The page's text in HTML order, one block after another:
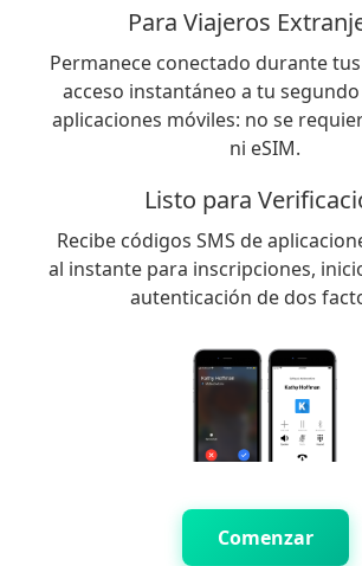
Para Viajeros
Permanece conectado durante
acceso instantáneo a tu
aplicaciones móviles: no se
ni eSIM.
Listo para
Recibe códigos SMS de
al instante para inscripciones,
autenticación de dos
Comenzar